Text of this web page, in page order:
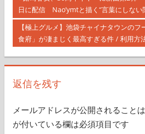
投
稿
ナ
ビ
ゲ
ー
シ
前
の
記
事:
露崎春女、30周年イヤーに新曲第2弾「
日に配信 Nao’ymtと描く“言葉にしない
次
の
記
【極上グルメ】池袋チャイナタウンのフ
食府」が凄まじく最高すぎる件 / 利用方
返信を残す
メールアドレスが公開されることは